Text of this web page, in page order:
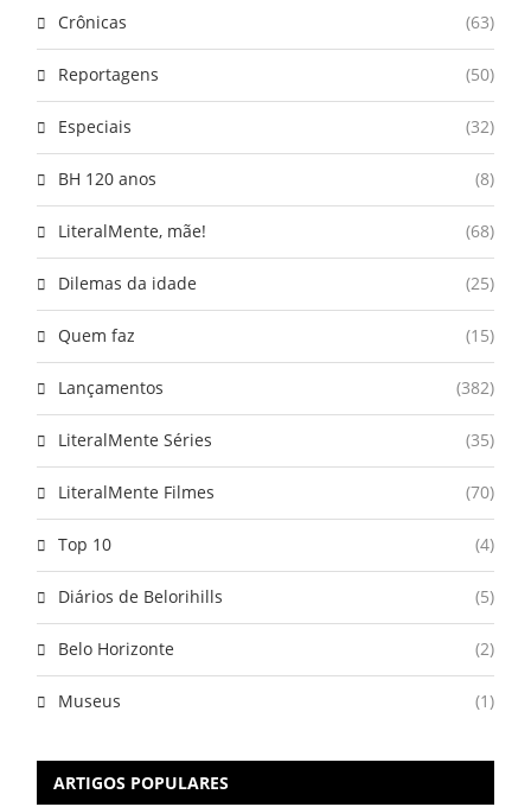
Crônicas (63)
Reportagens (50)
Especiais (32)
BH 120 anos (8)
LiteralMente, mãe! (68)
Dilemas da idade (25)
Quem faz (15)
Lançamentos (382)
LiteralMente Séries (35)
LiteralMente Filmes (70)
Top 10 (4)
Diários de Belorihills (5)
Belo Horizonte (2)
Museus (1)
ARTIGOS POPULARES